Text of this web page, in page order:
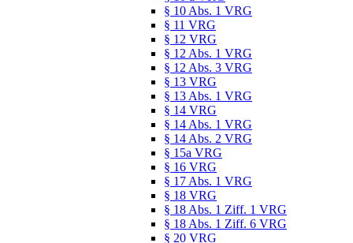
§ 10 Abs. 1 VRG
§ 11 VRG
§ 12 VRG
§ 12 Abs. 1 VRG
§ 12 Abs. 3 VRG
§ 13 VRG
§ 13 Abs. 1 VRG
§ 14 VRG
§ 14 Abs. 1 VRG
§ 14 Abs. 2 VRG
§ 15a VRG
§ 16 VRG
§ 17 Abs. 1 VRG
§ 18 VRG
§ 18 Abs. 1 Ziff. 1 VRG
§ 18 Abs. 1 Ziff. 6 VRG
§ 20 VRG